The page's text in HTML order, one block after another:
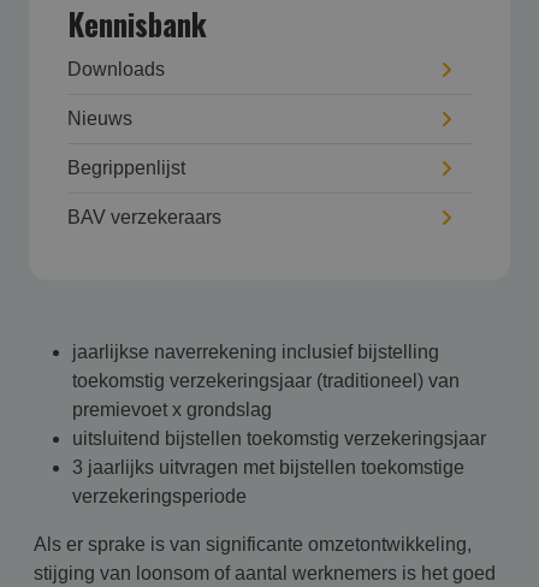
Kennisbank
Downloads
Nieuws
Begrippenlijst
BAV verzekeraars
jaarlijkse naverrekening inclusief bijstelling
toekomstig verzekeringsjaar (traditioneel) van
premievoet x grondslag
uitsluitend bijstellen toekomstig verzekeringsjaar
3 jaarlijks uitvragen met bijstellen toekomstige
verzekeringsperiode
Als er sprake is van significante omzetontwikkeling,
stijging van loonsom of aantal werknemers is het goed